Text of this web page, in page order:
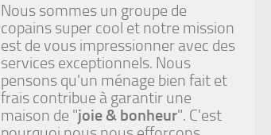
Nous sommes un groupe de
copains super cool et notre mission
est de vous impressionner avec des
services exceptionnels. Nous
pensons qu'un ménage bien fait et
frais contribue à garantir une
maison de "joie & bonheur". C'est